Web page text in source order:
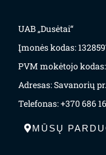
UAB „Dusėtai“
Įmonės kodas:
PVM mokėtojo kodas:
Adresas: Savanorių
Telefonas: +370 686
MŪSŲ